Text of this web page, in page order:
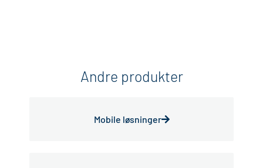
Andre produkter
Mobile løsninger